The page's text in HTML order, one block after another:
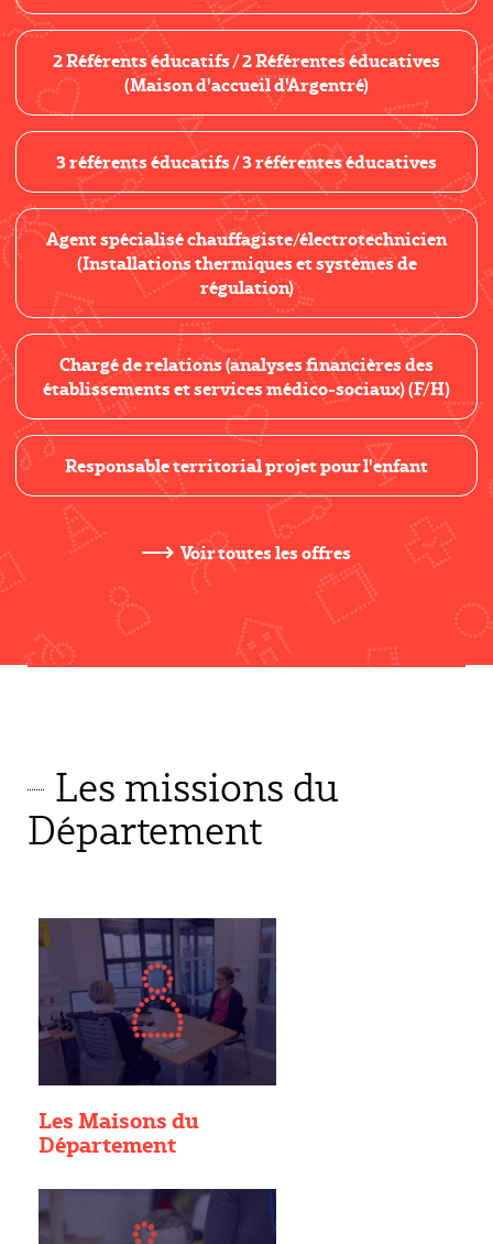
2 Référents éducatifs / 2 Référentes éducatives
(Maison d'accueil d'Argentré)
3 référents éducatifs / 3 référentes éducatives
Agent spécialisé chauffagiste/électrotechnicien
(Installations thermiques et systèmes de
régulation)
Chargé de relations (analyses financières des
établissements et services médico-sociaux) (F/H)
Responsable territorial projet pour l'enfant
Voir toutes les offres
Les missions du
Département
Les Maisons du
Département